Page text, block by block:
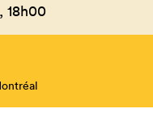
18h00